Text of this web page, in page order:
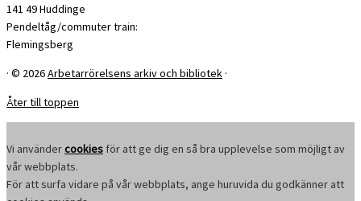
141 49 Huddinge
Pendeltåg/commuter train:
Flemingsberg
· © 2026Arbetarrörelsens arkiv och bibliotek ·
Åter till toppen
Vi användercookies för att ge dig en så bra upplevelse som möjligt av
vår webbplats.
För att surfa vidare på vår webbplats, ange huruvida du godkänner att